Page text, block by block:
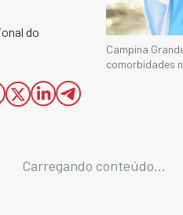
do
Campina
comorbidades
Carregando conteúdo...